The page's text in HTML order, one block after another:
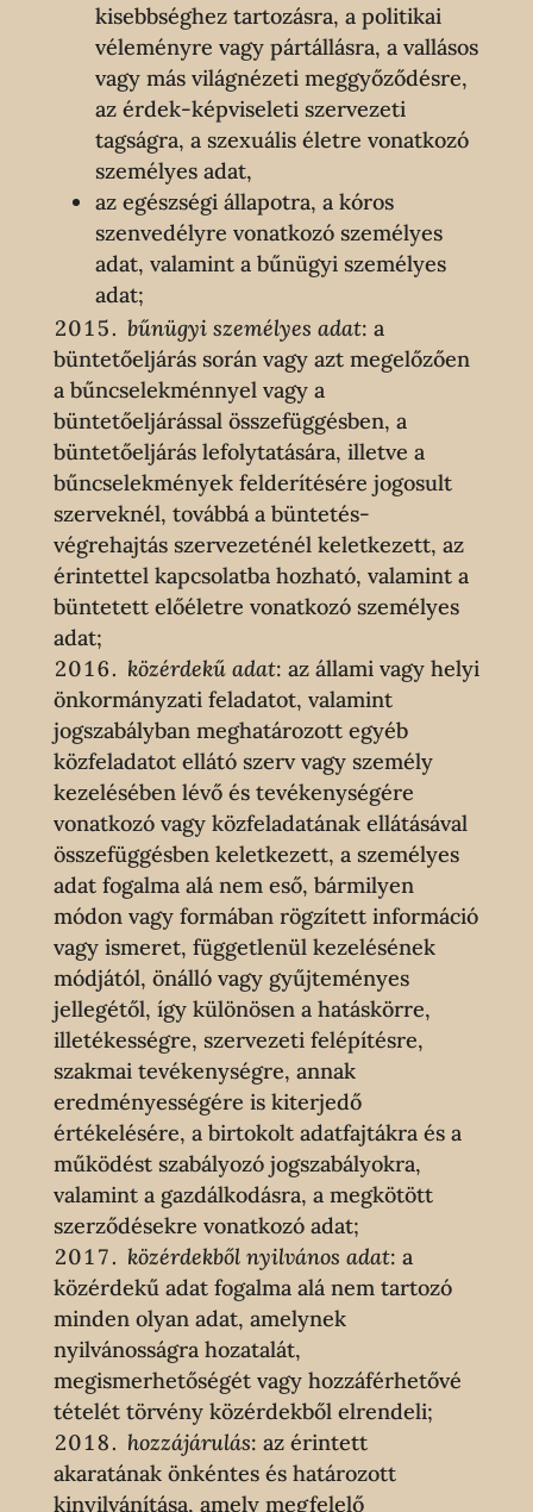
kisebbséghez tartozásra, a politikai
véleményre vagy pártállásra, a vallásos
vagy más világnézeti meggyőződésre,
az érdek-képviseleti szervezeti
tagságra, a szexuális életre vonatkozó
személyes adat,
az egészségi állapotra, a kóros
szenvedélyre vonatkozó személyes
adat, valamint a bűnügyi személyes
adat;
bűnügyi személyes adat: a
büntetőeljárás során vagy azt megelőzően
a bűncselekménnyel vagy a
büntetőeljárással összefüggésben, a
büntetőeljárás lefolytatására, illetve a
bűncselekmények felderítésére jogosult
szerveknél, továbbá a büntetés-
végrehajtás szervezeténél keletkezett, az
érintettel kapcsolatba hozható, valamint a
büntetett előéletre vonatkozó személyes
adat;
közérdekű adat: az állami vagy helyi
önkormányzati feladatot, valamint
jogszabályban meghatározott egyéb
közfeladatot ellátó szerv vagy személy
kezelésében lévő és tevékenységére
vonatkozó vagy közfeladatának ellátásával
összefüggésben keletkezett, a személyes
adat fogalma alá nem eső, bármilyen
módon vagy formában rögzített információ
vagy ismeret, függetlenül kezelésének
módjától, önálló vagy gyűjteményes
jellegétől, így különösen a hatáskörre,
illetékességre, szervezeti felépítésre,
szakmai tevékenységre, annak
eredményességére is kiterjedő
értékelésére, a birtokolt adatfajtákra és a
működést szabályozó jogszabályokra,
valamint a gazdálkodásra, a megkötött
szerződésekre vonatkozó adat;
közérdekből nyilvános adat: a
közérdekű adat fogalma alá nem tartozó
minden olyan adat, amelynek
nyilvánosságra hozatalát,
megismerhetőségét vagy hozzáférhetővé
tételét törvény közérdekből elrendeli;
hozzájárulás: az érintett
akaratának önkéntes és határozott
kinyilvánítása, amely megfelelő